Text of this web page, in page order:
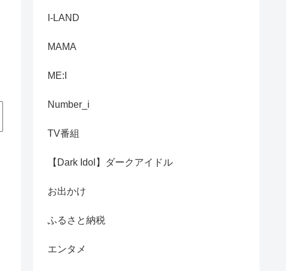
I-LAND
MAMA
ME:I
Number_i
TV番組
【Dark Idol】ダークアイドル
お出かけ
ふるさと納税
エンタメ